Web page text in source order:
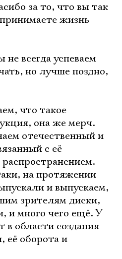
за то, что вы так
жизнь
всегда успеваем
но лучше поздно,
что такое
она же мерч.
отечественный и
с её
на протяжении
и выпускаем,
зрителям диски,
и много чего ещё. У
в области создания
её оборота и